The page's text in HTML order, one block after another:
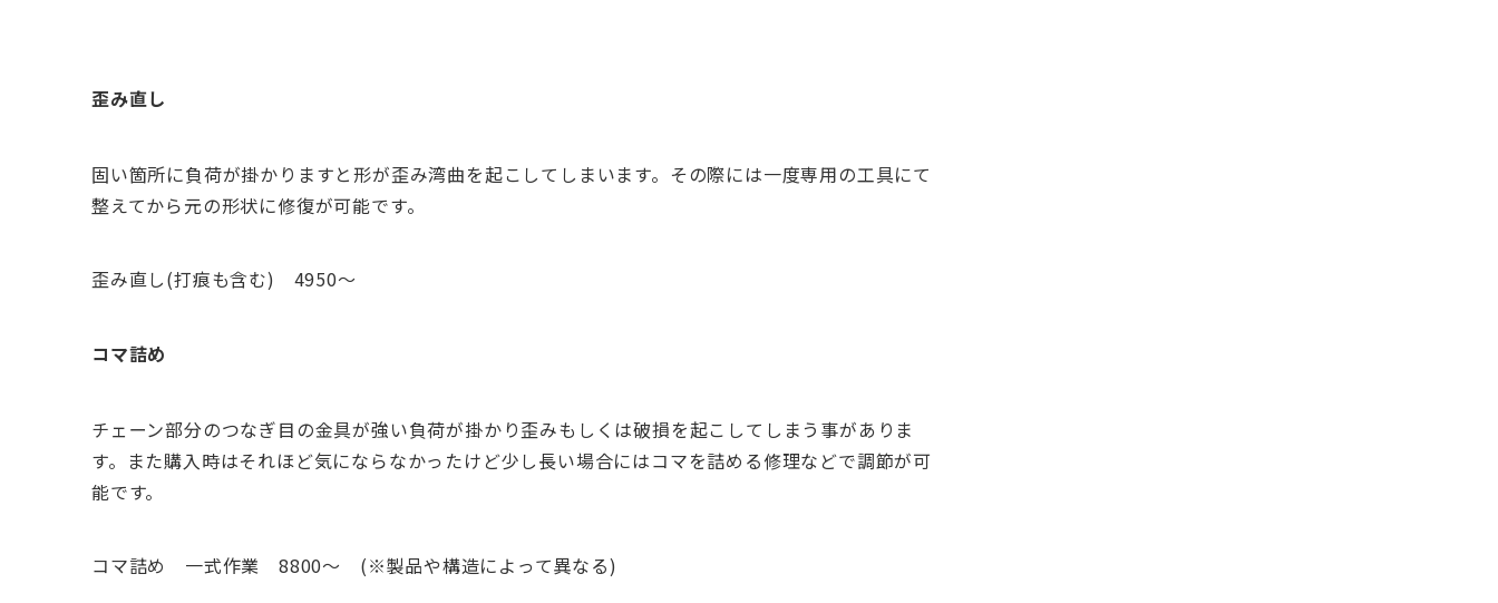
歪み直し
固い箇所に負荷が掛かりますと形が歪み湾曲を起こしてしまいます。その際には一度専用の工具にて
整えてから元の形状に修復が可能です。
歪み直し(打痕も含む) 4950～
コマ詰め
チェーン部分のつなぎ目の金具が強い負荷が掛かり歪みもしくは破損を起こしてしまう事がありま
す。また購入時はそれほど気にならなかったけど少し長い場合にはコマを詰める修理などで調節が可
能です。
コマ詰め 一式作業 8800～ (※製品や構造によって異なる)